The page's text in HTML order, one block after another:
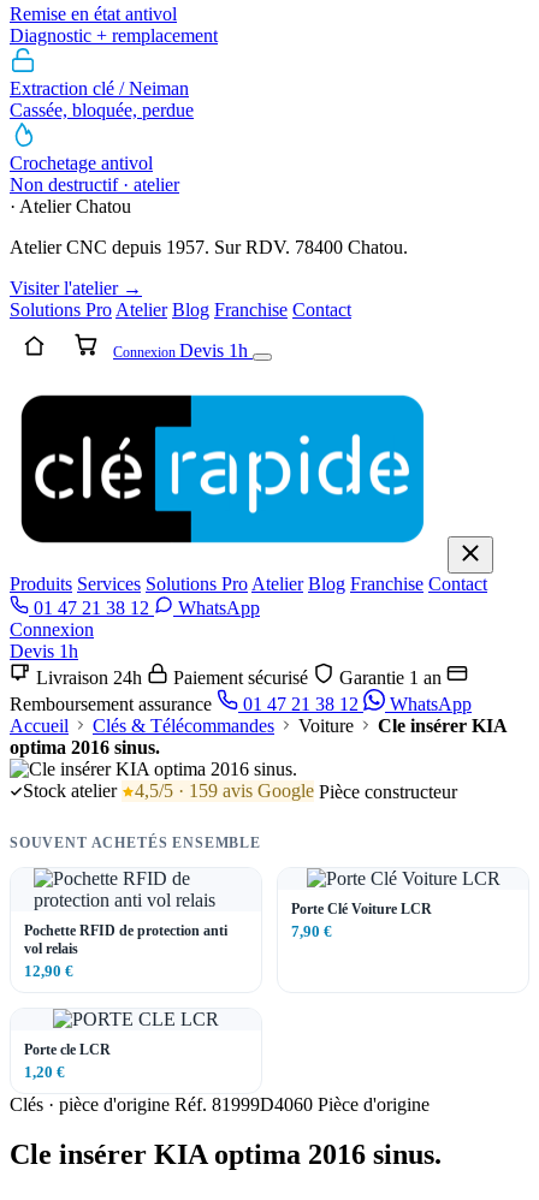
Remise en état antivol
Diagnostic + remplacement
Extraction clé / Neiman
Cassée, bloquée, perdue
Crochetage antivol
Non destructif · atelier
· Atelier Chatou
Atelier CNC depuis 1957. Sur RDV. 78400 Chatou.
Visiter l'atelier →
Solutions Pro Atelier Blog Franchise Contact
Connexion Devis 1h
Produits Services Solutions Pro Atelier Blog Franchise Contact
01 47 21 38 12
WhatsApp
Connexion
Devis 1h
Livraison 24h
Paiement sécurisé
Garantie 1 an
Remboursement assurance
01 47 21 38 12
WhatsApp
Accueil
Clés & Télécommandes Voiture
Cle insérer KIA
optima 2016 sinus.
Stock atelier 4,5/5 · 159 avis Google Pièce constructeur
SOUVENT ACHETÉS ENSEMBLE
Pochette RFID de protection anti
vol relais
12,90 €
Porte Clé Voiture LCR
7,90 €
Porte cle LCR
1,20 €
Clés · pièce d'origine Réf. 81999D4060 Pièce d'origine
Cle insérer KIA optima 2016 sinus.